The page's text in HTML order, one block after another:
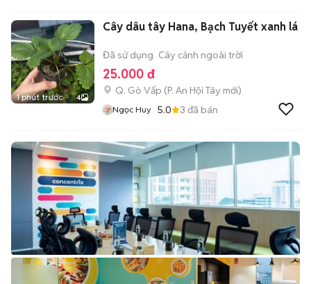
1 phút trước 4
Cây dâu tây Hana, Bạch Tuyết xanh lá
Đã sử dụng Cây cảnh ngoài trời
25.000 đ
Q. Gò Vấp (P. An Hội Tây mới)
Ngọc Huy 5.0 3 đã bán